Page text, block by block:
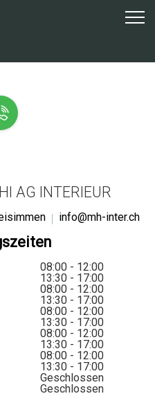
AG INTERIEUR
info@mh-inter.ch
08:00 - 12:00
13:30 - 17:00
08:00 - 12:00
13:30 - 17:00
08:00 - 12:00
13:30 - 17:00
08:00 - 12:00
13:30 - 17:00
08:00 - 12:00
13:30 - 17:00
Geschlossen
Geschlossen